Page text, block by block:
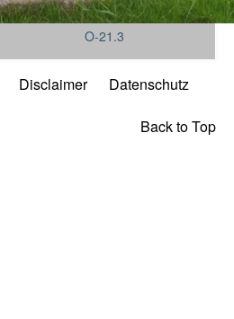
O-21.3
Disclaimer Datenschutz
Back to Top